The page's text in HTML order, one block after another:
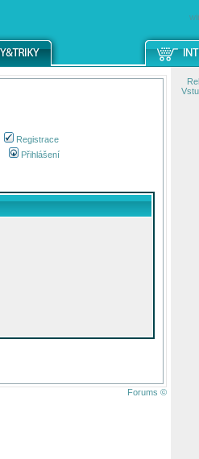
Registrace
Přihlášení
Forums ©